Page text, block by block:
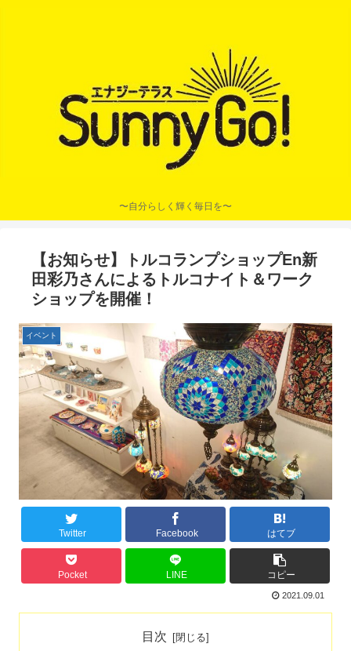
〜自分らしく輝く毎日を〜
【お知らせ】トルコランプショップEn新
田彩乃さんによるトルコナイト＆ワーク
ショップを開催！
イベント
Twitter Facebook はてブ
Pocket LINE コピー
2021.09.01
目次